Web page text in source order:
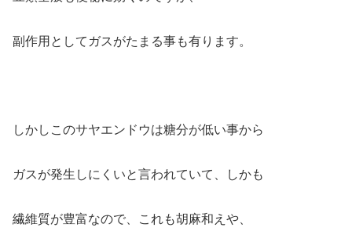
副作用としてガスがたまる事も有ります。
しかしこのサヤエンドウは糖分が低い事から
ガスが発生しにくいと言われていて、しかも
繊維質が豊富なので、これも胡麻和えや、